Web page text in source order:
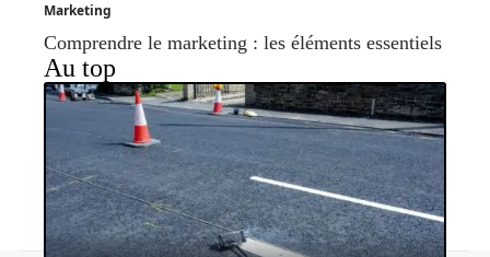
Marketing
Comprendre le marketing : les éléments essentiels
Au top